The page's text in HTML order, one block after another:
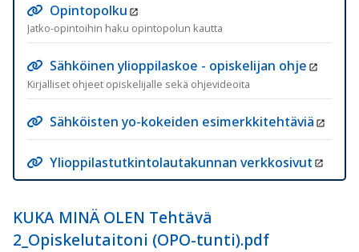
Opintopolku
Jatko-opintoihin haku opintopolun kautta
Sähköinen ylioppilaskoe - opiskelijan ohje
Kirjalliset ohjeet opiskelijalle sekä ohjevideoita
Sähköisten yo-kokeiden esimerkkitehtäviä
Ylioppilastutkintolautakunnan verkkosivut
KUKA MINÄ OLEN Tehtävä
2_Opiskelutaitoni (OPO-tunti).pdf